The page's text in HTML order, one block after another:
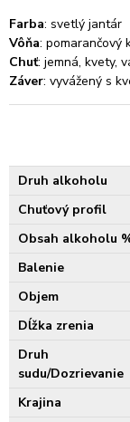
Farba: svetlý jantár
Vôňa: pomarančový
Chuť: jemná, kvety,
Záver: vyvážený s
Druh alkoholu
Chuťový profil
Obsah alkoholu
Balenie
Objem
Dĺžka zrenia
Druh
sudu/Dozrievanie
Krajina